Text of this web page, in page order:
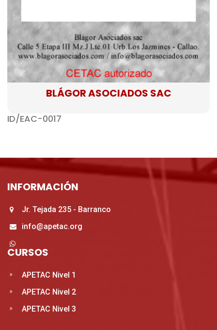
BLÁGOR ASOCIADOS SAC
ID/EAC-0017
INFORMACIÓN
Jr. Tejada 235 - Barranco
info@apetac.org
CURSOS
APETAC Nivel 1
APETAC Nivel 2
APETAC Nivel 3